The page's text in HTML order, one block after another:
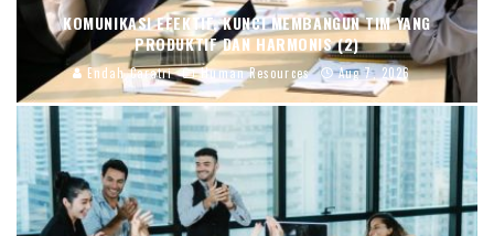
KOMUNIKASI EFEKTIF, KUNCI MEMBANGUN TIM YANG
PRODUKTIF DAN HARMONIS (2)
Endah Caratri Human Resources Aug 7, 2026